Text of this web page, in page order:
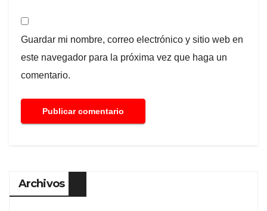
Guardar mi nombre, correo electrónico y sitio web en
este navegador para la próxima vez que haga un
comentario.
Archivos